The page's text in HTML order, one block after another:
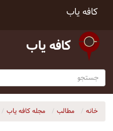
کافه یاب
کافه یاب
خانه مطالب مجله کافه یاب